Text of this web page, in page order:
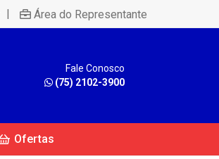
| Área do Representante
Fale Conosco
(75) 2102-3900
Ofertas